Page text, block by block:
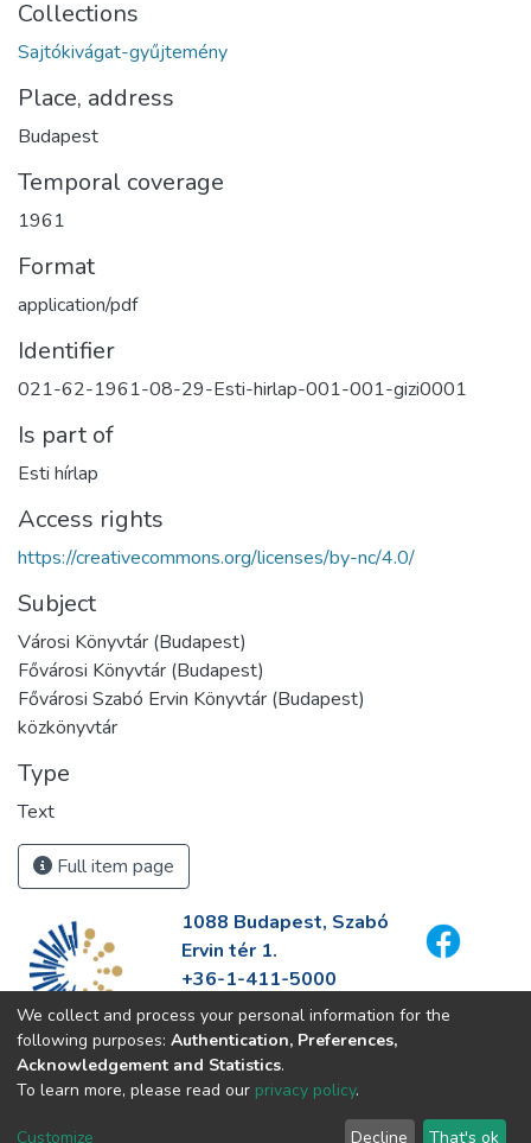
Collections
Sajtókivágat-gyűjtemény
Place, address
Budapest
Temporal coverage
1961
Format
application/pdf
Identifier
021-62-1961-08-29-Esti-hirlap-001-001-gizi0001
Is part of
Esti hírlap
Access rights
https://creativecommons.org/licenses/by-nc/4.0/
Subject
Városi Könyvtár (Budapest)
Fővárosi Könyvtár (Budapest)
Fővárosi Szabó Ervin Könyvtár (Budapest)
közkönyvtár
Type
Text
Full item page
1088 Budapest, Szabó
Ervin tér 1.
+36-1-411-5000
info@fszek.hu
https://fszek.hu
We collect and process your personal information for the
following purposes: Authentication, Preferences,
Acknowledgement and Statistics.
To learn more, please read our privacy policy.
Customize Decline That's ok